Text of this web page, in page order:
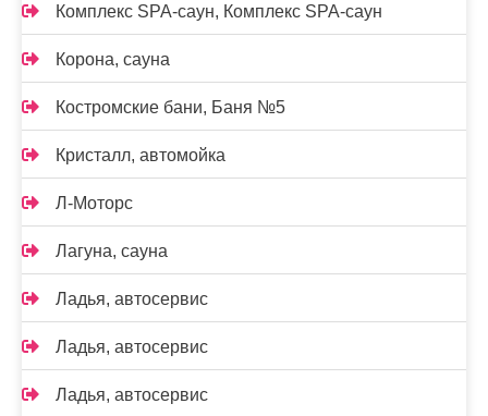
Комплекс SPA-саун, Комплекс SPA-саун
Корона, сауна
Костромские бани, Баня №5
Кристалл, автомойка
Л-Моторс
Лагуна, сауна
Ладья, автосервис
Ладья, автосервис
Ладья, автосервис